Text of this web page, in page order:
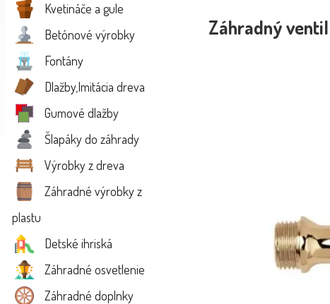
Kvetináče a gule
Betónové výrobky
Fontány
Dlažby,Imitácia dreva
Gumové dlažby
Šlapáky do záhrady
Výrobky z dreva
Záhradné výrobky z
plastu
Detské ihriská
Záhradné osvetlenie
Záhradné doplnky
Záhradný